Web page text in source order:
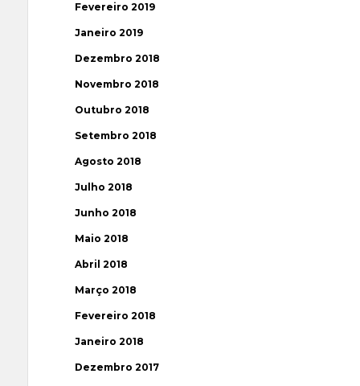
Fevereiro 2019
Janeiro 2019
Dezembro 2018
Novembro 2018
Outubro 2018
Setembro 2018
Agosto 2018
Julho 2018
Junho 2018
Maio 2018
Abril 2018
Março 2018
Fevereiro 2018
Janeiro 2018
Dezembro 2017